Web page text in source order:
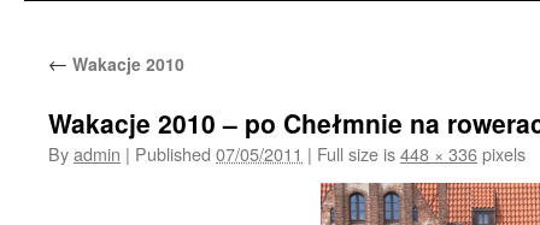
← Wakacje 2010
Wakacje 2010 – po Chełmnie na
Byadmin | Published 07/05/2011 | Full size is448 × 336pixels